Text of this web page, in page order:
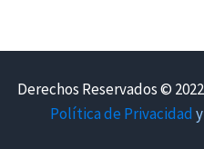
Derechos Reservados ©
Política de Privacidad y